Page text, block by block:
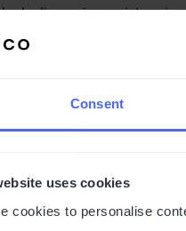
Consent
uses cookies
cookies to personalise
degli esseri umani. Le
o i simboli, ma non
in Il Pianeta delle
1968, il personaggio
scimpanzé è Cesare.
inglese in Il Pianeta
versioni, le scimmie
di vocalizzazioni e segni.